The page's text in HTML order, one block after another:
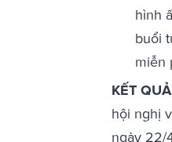
hình
buổi
miễn
KẾT
hội nghị
ngày 22/